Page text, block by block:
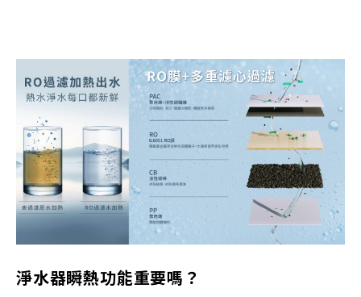
影音專區
主題企劃
SAKURA AWARDS
淨水器瞬熱功能重要嗎？